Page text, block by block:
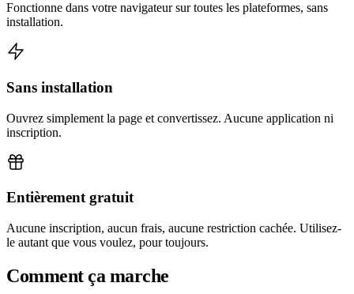
Fonctionne dans votre navigateur sur toutes les plateformes, sans
installation.
Sans installation
Ouvrez simplement la page et convertissez. Aucune application ni
inscription.
Entièrement gratuit
Aucune inscription, aucun frais, aucune restriction cachée. Utilisez-
le autant que vous voulez, pour toujours.
Comment ça marche